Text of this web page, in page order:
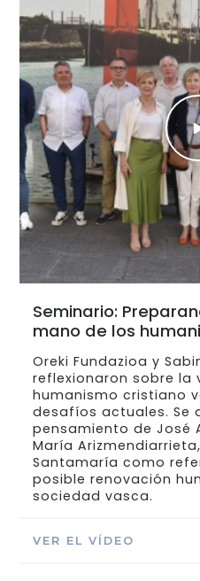
Seminario:
mano de los
Oreki Fundazioa y
reflexionaron sobre la
humanismo cristiano
desafíos actuales. Se
pensamiento de José
María
Santamaría como
posible renovación
sociedad vasca.
VER EL VÍDEO